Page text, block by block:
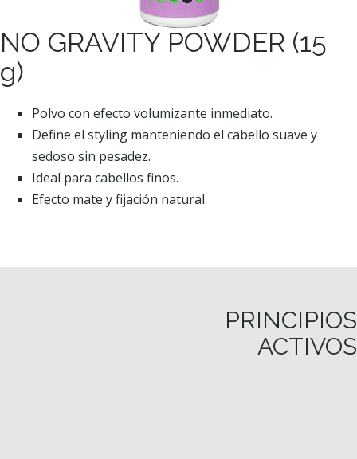
NO GRAVITY POWDER (15
g)
Polvo con efecto volumizante inmediato.
Define el styling manteniendo el cabello suave y
sedoso sin pesadez.
Ideal para cabellos finos.
Efecto mate y fijación natural.
PRINCIPIOS
ACTIVOS